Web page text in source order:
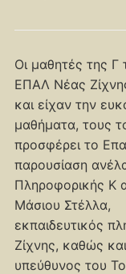
Οι μαθητές της Γ
ΕΠΑΛ Νέας
και είχαν την
μαθήματα, τους
προσφέρει το
παρουσίαση
Πληροφορικής Κ
Μάσιου Στέλλα,
εκπαιδευτικός
Ζίχνης, καθώς
υπεύθυνος του